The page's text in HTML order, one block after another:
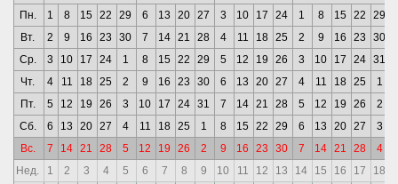
Пн.
1 8 15 22 29 6 13 20 27 3 10 17 24 1 8 15 22 29
Вт.
2 9 16 23 30 7 14 21 28 4 11 18 25 2 9 16 23 30
Ср.
3 10 17 24 1 8 15 22 29 5 12 19 26 3 10 17 24 31
Чт.
4 11 18 25 2 9 16 23 30 6 13 20 27 4 11 18 25 1
Пт.
5 12 19 26 3 10 17 24 31 7 14 21 28 5 12 19 26 2
Сб.
6 13 20 27 4 11 18 25 1 8 15 22 29 6 13 20 27 3
Вс.
7 14 21 28 5 12 19 26 2 9 16 23 30 7 14 21 28 4
Нед.
1 2 3 4 5 6 7 8 9 10 11 12 13 14 15 16 17 18